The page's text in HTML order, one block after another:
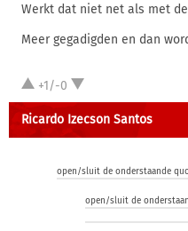
Werkt dat niet net als met
Meer gegadigden en dan
+1/-0
Ricardo Izecson Santos
open/sluit de onderstaande
open/sluit de